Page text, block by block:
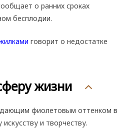
о ранних сроках
бесплодии.
говорит о недостатке
жизни
фиолетовым оттенком в
и творчеству.